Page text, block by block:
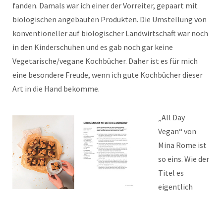
fanden. Damals war ich einer der Vorreiter, gepaart mit
biologischen angebauten Produkten. Die Umstellung von
konventioneller auf biologischer Landwirtschaft war noch
in den Kinderschuhen und es gab noch gar keine
Vegetarische/vegane Kochbücher. Daher ist es für mich
eine besondere Freude, wenn ich gute Kochbücher dieser
Art in die Hand bekomme.
„All Day
Vegan“ von
Mina Rome ist
so eins. Wie der
Titel es
eigentlich